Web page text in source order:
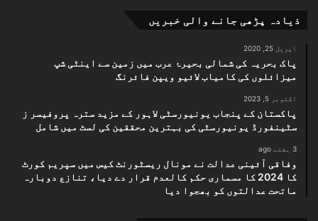
ذیادہ پڑھی جانے والی خبریں
اپریل 25, 2020
پاک بحریہ کی شمالی بحیرۂ عرب میں زمین سے اینٹی شپ
میزائلوں کی کامیاب لائیو ویپن فائرنگ
اکتوبر 5, 2023
پاکستان کے پنجاب یونیورسٹی لاہور کے مزید سترہ پروفیسر ز
سٹینفورڈ یونیورسٹی کی بہترین محققین کی لسٹ میں شامل
3 ہفتے ago
وفاقی آئینی عدالت نے مونال ریسٹورنٹ کیس میں سپریم کورٹ
کا 2024 کا مسماری حکم کالعدم قرار دے دیا، تنازع دوبارہ
ماتحت عدالتوں کو بھجوا دیا